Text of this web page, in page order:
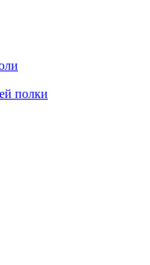
полки